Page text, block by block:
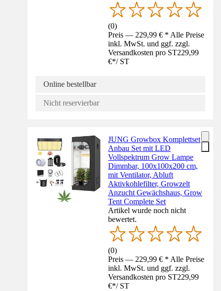
(0)
Preis — 229,99 € * Alle Preise
inkl. MwSt. und ggf. zzgl.
Versandkosten pro ST229,99
€*/ ST
Online bestellbar
Nicht reservierbar
JUNG Growbox Komplettset
Anbau Set mit LED
Vollspektrum Grow Lampe
Dimmbar, 100x100x200 cm,
mit Ventilator, Abluft
Aktivkohlefilter, Growzelt
Anzucht Gewächshaus, Grow
Tent Complete Set
Artikel wurde noch nicht
bewertet.
(0)
Preis — 229,99 € * Alle Preise
inkl. MwSt. und ggf. zzgl.
Versandkosten pro ST229,99
€*/ ST